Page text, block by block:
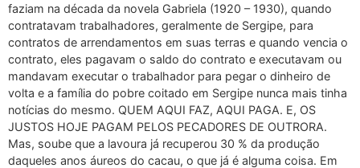
faziam na década da novela Gabriela (1920 – 1930), quando
contratavam trabalhadores, geralmente de Sergipe, para
contratos de arrendamentos em suas terras e quando vencia o
contrato, eles pagavam o saldo do contrato e executavam ou
mandavam executar o trabalhador para pegar o dinheiro de
volta e a família do pobre coitado em Sergipe nunca mais tinha
notícias do mesmo. QUEM AQUI FAZ, AQUI PAGA. E, OS
JUSTOS HOJE PAGAM PELOS PECADORES DE OUTRORA.
Mas, soube que a lavoura já recuperou 30 % da produção
daqueles anos áureos do cacau, o que já é alguma coisa. Em